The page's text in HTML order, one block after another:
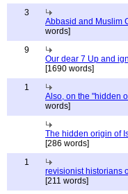
3
Abbasid and Muslim
words]
9
Our dear 7 Up and
[1690 words]
1
Also, on the "hidden
words]
The hidden origin of
[286 words]
1
revisionist historians
[211 words]